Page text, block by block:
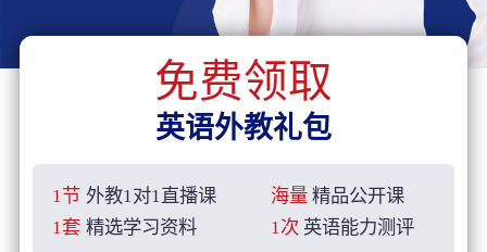
免费领取
英语外教礼包
1节 外教1对1直播课 海量 精品公开课
1套 精选学习资料 1次 英语能力测评